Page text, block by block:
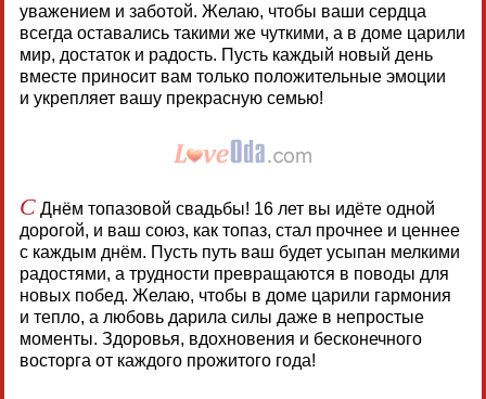
уважением и заботой. Желаю, чтобы ваши сердца
всегда оставались такими же чуткими, а в доме царили
мир, достаток и радость. Пусть каждый новый день
вместе приносит вам только положительные эмоции
и укрепляет вашу прекрасную семью!
СДнём топазовой свадьбы! 16 лет вы идёте одной
дорогой, и ваш союз, как топаз, стал прочнее и ценнее
с каждым днём. Пусть путь ваш будет усыпан мелкими
радостями, а трудности превращаются в поводы для
новых побед. Желаю, чтобы в доме царили гармония
и тепло, а любовь дарила силы даже в непростые
моменты. Здоровья, вдохновения и бесконечного
восторга от каждого прожитого года!